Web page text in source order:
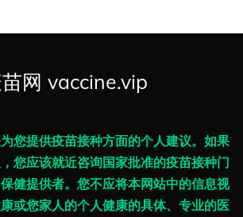
网 vaccine.vip
您提供疫苗接种方面的个人建议。如果
您应该就近咨询国家批准的疫苗接种门
健提供者。您不应将本网站中的信息视
或您家人的个人健康的具体、专业的医